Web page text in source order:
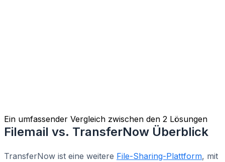
Ein umfassender Vergleich zwischen den 2 Lösungen
Filemail vs. TransferNow Überblick
TransferNow ist eine weitere File-Sharing-Plattform, mit